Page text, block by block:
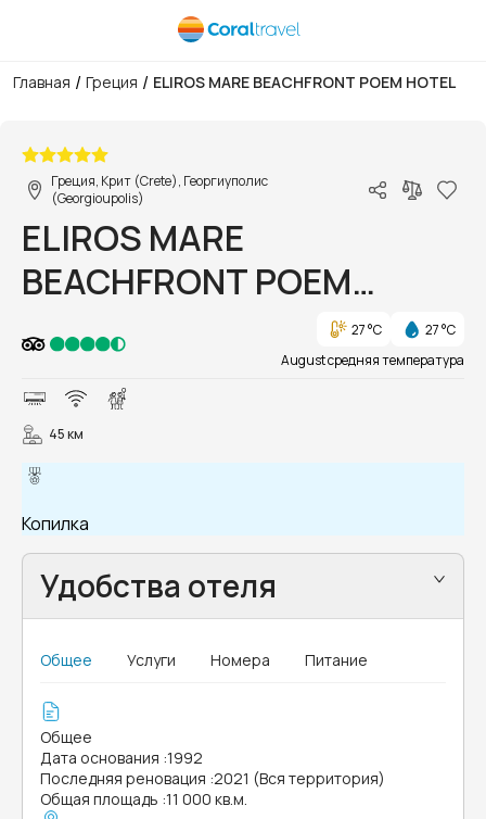
Главная / Греция / ELIROS MARE BEACHFRONT POEM HOTEL
Греция, Крит (Crete), Георгиуполис
(Georgioupolis)
ELIROS MARE
BEACHFRONT POEM
HOTEL
27 °C
27 °C
August средняя температура
45 км
Копилка
Удобства отеля
Общее Услуги Номера Питание
Общее
Дата основания :1992
Последняя реновация :2021 (Вся территория)
Общая площадь :11 000 кв.м.